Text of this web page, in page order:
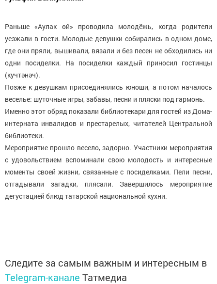
Раньше «Аулак өй» проводила молодёжь, когда родители
уезжали в гости. Молодые девушки собирались в одном доме,
где они пряли, вышивали, вязали и без песен не обходились ни
одни посиделки. На посиделки каждый приносил гостинцы
(кучтәнәч).
Позже к девушкам присоединялись юноши, а потом началось
веселье: шуточные игры, забавы, песни и пляски под гармонь.
Именно этот обряд показали библиотекари для гостей из Дома-
интерната инвалидов и престарелых, читателей Центральной
библиотеки.
Мероприятие прошло весело, задорно. Участники мероприятия
с удовольствием вспоминали свою молодость и интересные
моменты своей жизни, связанные с посиделками. Пели песни,
отгадывали загадки, плясали. Завершилось мероприятие
дегустацией блюд татарской национальной кухни.
Следите за самым важным и интересным в
Telegram-канале Татмедиа